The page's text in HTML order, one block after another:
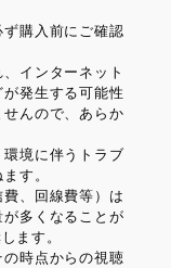
ず購入前にご確認
インターネット
発生する可能性
んので、あらか
環境に伴うトラブ
す。
、回線費等）は
多くなることが
ます。
の時点からの視聴